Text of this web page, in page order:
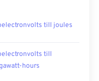
till joules
till
hours